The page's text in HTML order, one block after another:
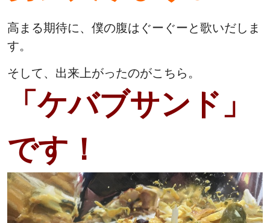
高まる期待に、僕の腹はぐーぐーと歌いだしま
す。
そして、出来上がったのがこちら。
「ケバブサンド」
です！